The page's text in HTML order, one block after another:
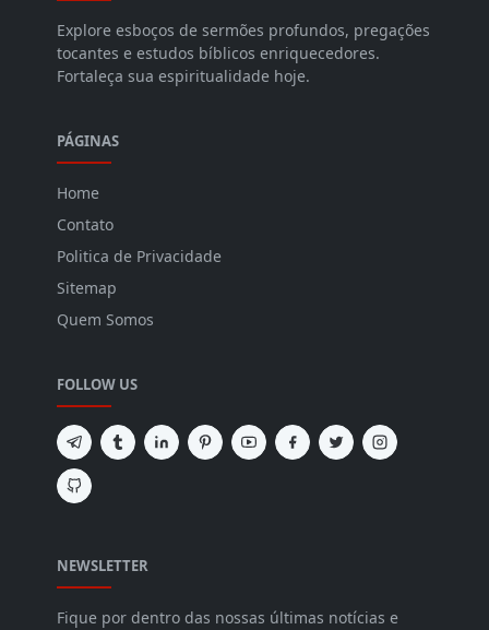
Explore esboços de sermões profundos, pregações
tocantes e estudos bíblicos enriquecedores.
Fortaleça sua espiritualidade hoje.
PÁGINAS
Home
Contato
Politica de Privacidade
Sitemap
Quem Somos
FOLLOW US
NEWSLETTER
Fique por dentro das nossas últimas notícias e